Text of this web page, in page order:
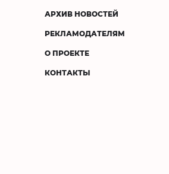
АРХИВ НОВОСТЕЙ
РЕКЛАМОДАТЕЛЯМ
О ПРОЕКТЕ
КОНТАКТЫ